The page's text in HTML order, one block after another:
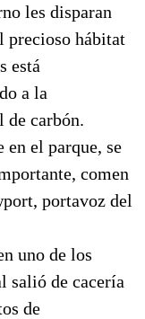
les disparan
precioso hábitat
está
a la
de carbón.
en el parque, se
comen
portavoz del
uno de los
salió de cacería
de